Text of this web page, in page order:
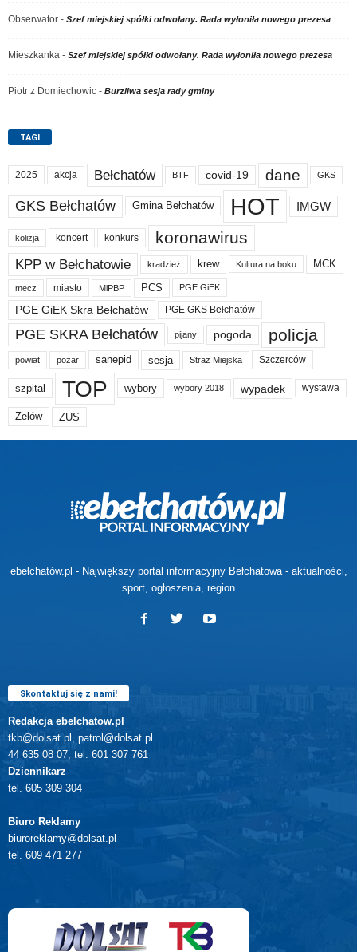
Obserwator - Szef miejskiej spółki odwołany. Rada wyłoniła nowego prezesa
Mieszkanka - Szef miejskiej spółki odwołany. Rada wyłoniła nowego prezesa
Piotr z Domiechowic - Burzliwa sesja rady gminy
TAGI
2025 akcja Bełchatów BTF covid-19 dane GKS
GKS Bełchatów Gmina Bełchatów HOT IMGW
kolizja koncert konkurs koronawirus
KPP w Bełchatowie kradzież krew Kultura na boku MCK
mecz miasto MiPBP PCS PGE GiEK
PGE GiEK Skra Bełchatów PGE GKS Bełchatów
PGE SKRA Bełchatów pijany pogoda policja
powiat pożar sanepid sesja Straż Miejska Szczerców
szpital TOP wybory wybory 2018 wypadek wystawa
Zelów ZUS
ebełchatów.pl - Największy portal informacyjny Bełchatowa - aktualności,
sport, ogłoszenia, region
Skontaktuj się z nami!
Redakcja ebelchatow.pl
tkb@dolsat.pl, patrol@dolsat.pl
44 635 08 07, tel. 601 307 761
Dziennikarz
tel. 605 309 304
Biuro Reklamy
biuroreklamy@dolsat.pl
tel. 609 471 277